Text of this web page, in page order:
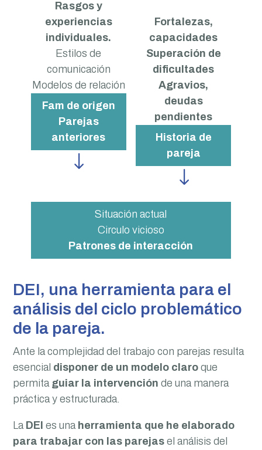
Rasgos y
experiencias
individuales.
Estilos de
comunicación
Modelos de relación
Fam de origen
Parejas
anteriores
"
Fortalezas,
capacidades
Superación de
dificultades
Agravios,
deudas
pendientes
Historia de
pareja
"
Situación actual
Circulo vicioso
Patrones de interacción
DEI, una herramienta para el
análisis del ciclo problemático
de la pareja.
Ante la complejidad del trabajo con parejas resulta
esencial disponer de un modelo claro que
permita guiar la intervención de una manera
práctica y estructurada.
La DEI es una herramienta que he elaborado
para trabajar con las parejas el análisis del